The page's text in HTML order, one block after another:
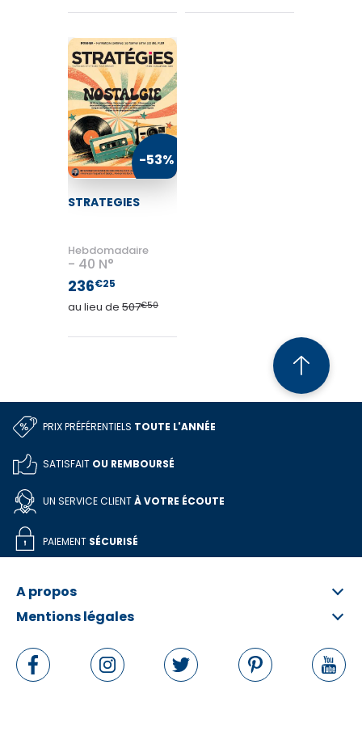
-53%
STRATEGIES
Hebdomadaire
40 N°
236€25
au lieu de 507€50
PRIX PRÉFÉRENTIELS TOUTE L'ANNÉE
SATISFAIT OU REMBOURSÉ
UN SERVICE CLIENTÀ VOTRE ÉCOUTE
PAIEMENT SÉCURISÉ
A propos
Qui sommes-nous ?
Contactez-nous
Rétractation en ligne
Mentions légales
Conditions Générales
Politique de données personnelles